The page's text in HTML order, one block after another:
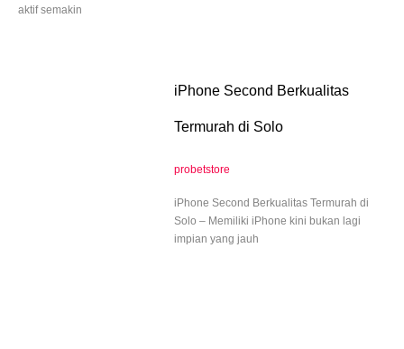
aktif semakin
iPhone Second Berkualitas
Termurah di Solo
probetstore
iPhone Second Berkualitas Termurah di
Solo – Memiliki iPhone kini bukan lagi
impian yang jauh